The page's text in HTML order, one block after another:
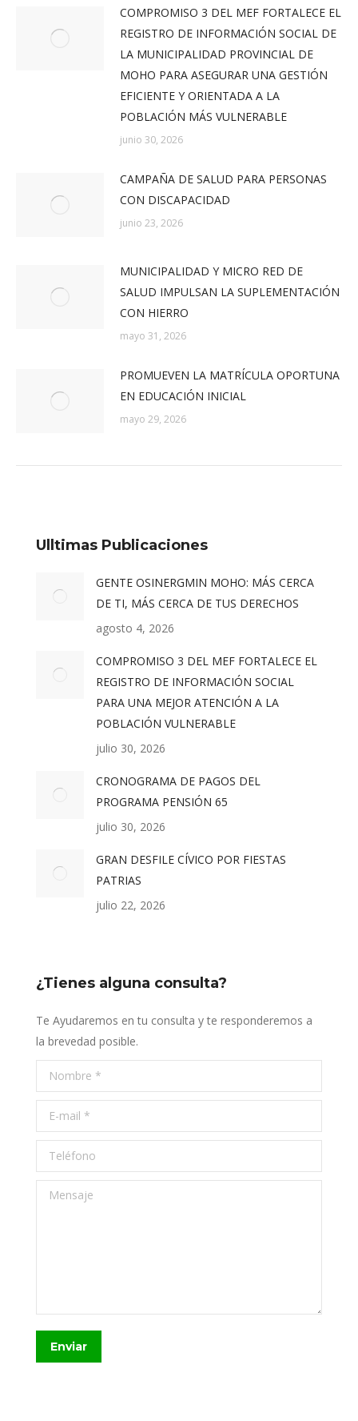
COMPROMISO 3 DEL MEF FORTALECE EL
REGISTRO DE INFORMACIÓN SOCIAL DE
LA MUNICIPALIDAD PROVINCIAL DE
MOHO PARA ASEGURAR UNA GESTIÓN
EFICIENTE Y ORIENTADA A LA
POBLACIÓN MÁS VULNERABLE
junio 30, 2026
CAMPAÑA DE SALUD PARA PERSONAS
CON DISCAPACIDAD
junio 23, 2026
MUNICIPALIDAD Y MICRO RED DE
SALUD IMPULSAN LA SUPLEMENTACIÓN
CON HIERRO
mayo 31, 2026
PROMUEVEN LA MATRÍCULA OPORTUNA
EN EDUCACIÓN INICIAL
mayo 29, 2026
Ulltimas Publicaciones
GENTE OSINERGMIN MOHO: MÁS CERCA
DE TI, MÁS CERCA DE TUS DERECHOS
agosto 4, 2026
COMPROMISO 3 DEL MEF FORTALECE EL
REGISTRO DE INFORMACIÓN SOCIAL
PARA UNA MEJOR ATENCIÓN A LA
POBLACIÓN VULNERABLE
julio 30, 2026
CRONOGRAMA DE PAGOS DEL
PROGRAMA PENSIÓN 65
julio 30, 2026
GRAN DESFILE CÍVICO POR FIESTAS
PATRIAS
julio 22, 2026
¿Tienes alguna consulta?
Te Ayudaremos en tu consulta y te responderemos a
la brevedad posible.
Nombre *
E-mail *
Teléfono
Mensaje
Enviar